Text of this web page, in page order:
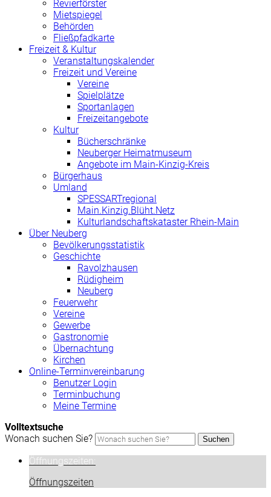
Revierförster
Mietspiegel
Behörden
Fließpfadkarte
Freizeit & Kultur
Veranstaltungskalender
Freizeit und Vereine
Vereine
Spielplätze
Sportanlagen
Freizeitangebote
Kultur
Bücherschränke
Neuberger Heimatmuseum
Angebote im Main-Kinzig-Kreis
Bürgerhaus
Umland
SPESSARTregional
Main.Kinzig.Blüht.Netz
Kulturlandschaftskataster Rhein-Main
Über Neuberg
Bevölkerungsstatistik
Geschichte
Ravolzhausen
Rüdigheim
Neuberg
Feuerwehr
Vereine
Gewerbe
Gastronomie
Übernachtung
Kirchen
Online-Terminvereinbarung
Benutzer Login
Terminbuchung
Meine Termine
Volltextsuche
Wonach suchen Sie?
Suchen
Öffnungszeiten:
Öffnungszeiten